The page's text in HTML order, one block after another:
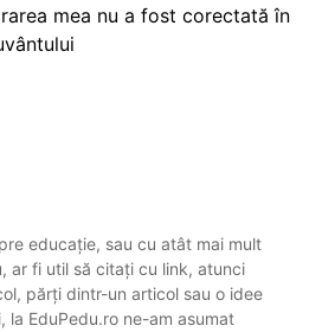
mea nu a fost corectată în
educație, sau cu atât mai mult
ar fi util să citați cu link, atunci
părți dintr-un articol sau o idee
la EduPedu.ro ne-am asumat